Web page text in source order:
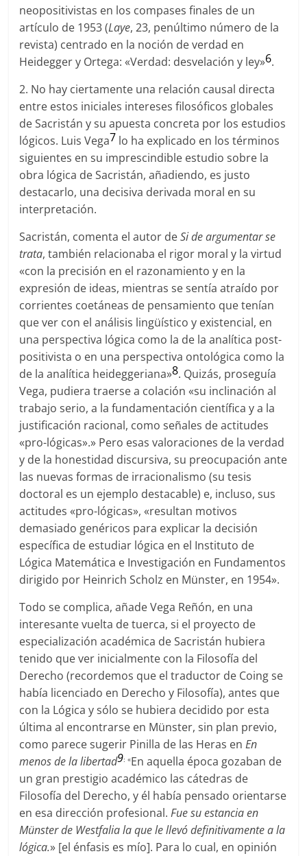
neopositivistas en los compases finales de un
artículo de 1953 (Laye, 23, penúltimo número de la
revista) centrado en la noción de verdad en
Heidegger y Ortega: «Verdad: desvelación y ley»6.
2. No hay ciertamente una relación causal directa
entre estos iniciales intereses filosóficos globales
de Sacristán y su apuesta concreta por los estudios
lógicos. Luis Vega7 lo ha explicado en los términos
siguientes en su imprescindible estudio sobre la
obra lógica de Sacristán, añadiendo, es justo
destacarlo, una decisiva derivada moral en su
interpretación.
Sacristán, comenta el autor deSi de argumentar se
trata, también relacionaba el rigor moral y la virtud
«con la precisión en el razonamiento y en la
expresión de ideas, mientras se sentía atraído por
corrientes coetáneas de pensamiento que tenían
que ver con el análisis lingüístico y existencial, en
una perspectiva lógica como la de la analítica post-
positivista o en una perspectiva ontológica como la
de la analítica heideggeriana»8. Quizás, proseguía
Vega, pudiera traerse a colación «su inclinación al
trabajo serio, a la fundamentación científica y a la
justificación racional, como señales de actitudes
«pro-lógicas».» Pero esas valoraciones de la verdad
y de la honestidad discursiva, su preocupación ante
las nuevas formas de irracionalismo (su tesis
doctoral es un ejemplo destacable) e, incluso, sus
actitudes «pro-lógicas», «resultan motivos
demasiado genéricos para explicar la decisión
específica de estudiar lógica en el Instituto de
Lógica Matemática e Investigación en Fundamentos
dirigido por Heinrich Scholz en Münster, en 1954».
Todo se complica, añade Vega Reñón, en una
interesante vuelta de tuerca, si el proyecto de
especialización académica de Sacristán hubiera
tenido que ver inicialmente con la Filosofía del
Derecho (recordemos que el traductor de Coing se
había licenciado en Derecho y Filosofía), antes que
con la Lógica y sólo se hubiera decidido por esta
última al encontrarse en Münster, sin plan previo,
como parece sugerir Pinilla de las Heras enEn
menos de la libertad9: «En aquella época gozaban de
un gran prestigio académico las cátedras de
Filosofía del Derecho, y él había pensado orientarse
en esa dirección profesional.Fue su estancia en
Münster de Westfalia la que le llevó definitivamente a la
lógica.» [el énfasis es mío]. Para lo cual, en opinión